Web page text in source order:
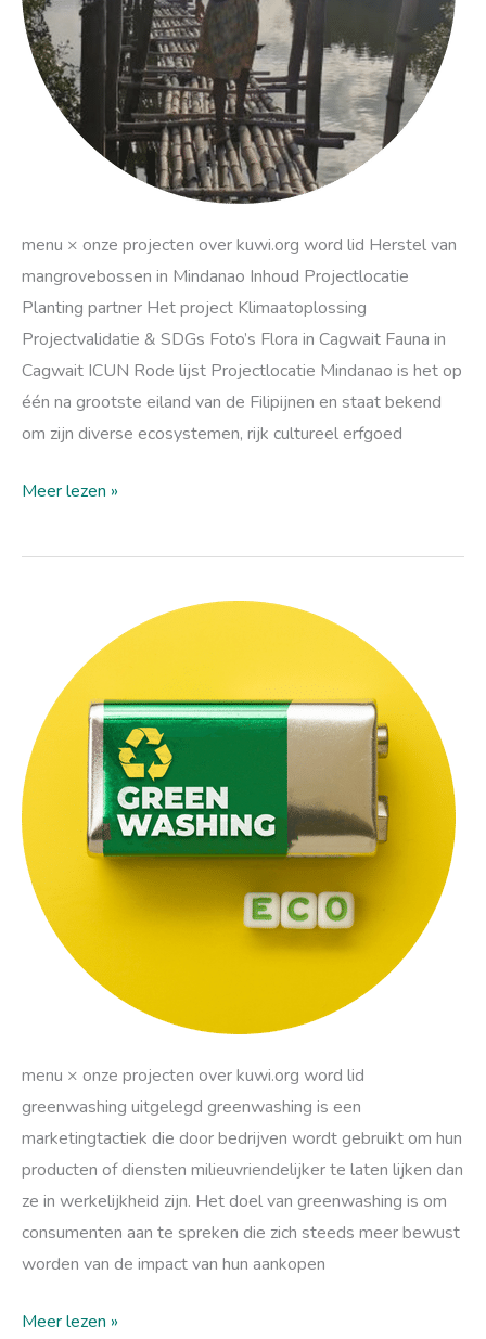
menu × onze projecten over kuwi.org word lid Herstel van
mangrovebossen in Mindanao Inhoud Projectlocatie
Planting partner Het project Klimaatoplossing
Projectvalidatie & SDGs Foto’s Flora in Cagwait Fauna in
Cagwait ICUN Rode lijst Projectlocatie Mindanao is het op
één na grootste eiland van de Filipijnen en staat bekend
om zijn diverse ecosystemen, rijk cultureel erfgoed
Meer lezen »
menu × onze projecten over kuwi.org word lid
greenwashing uitgelegd greenwashing is een
marketingtactiek die door bedrijven wordt gebruikt om hun
producten of diensten milieuvriendelijker te laten lijken dan
ze in werkelijkheid zijn. Het doel van greenwashing is om
consumenten aan te spreken die zich steeds meer bewust
worden van de impact van hun aankopen
greenwashing?
Meer lezen »